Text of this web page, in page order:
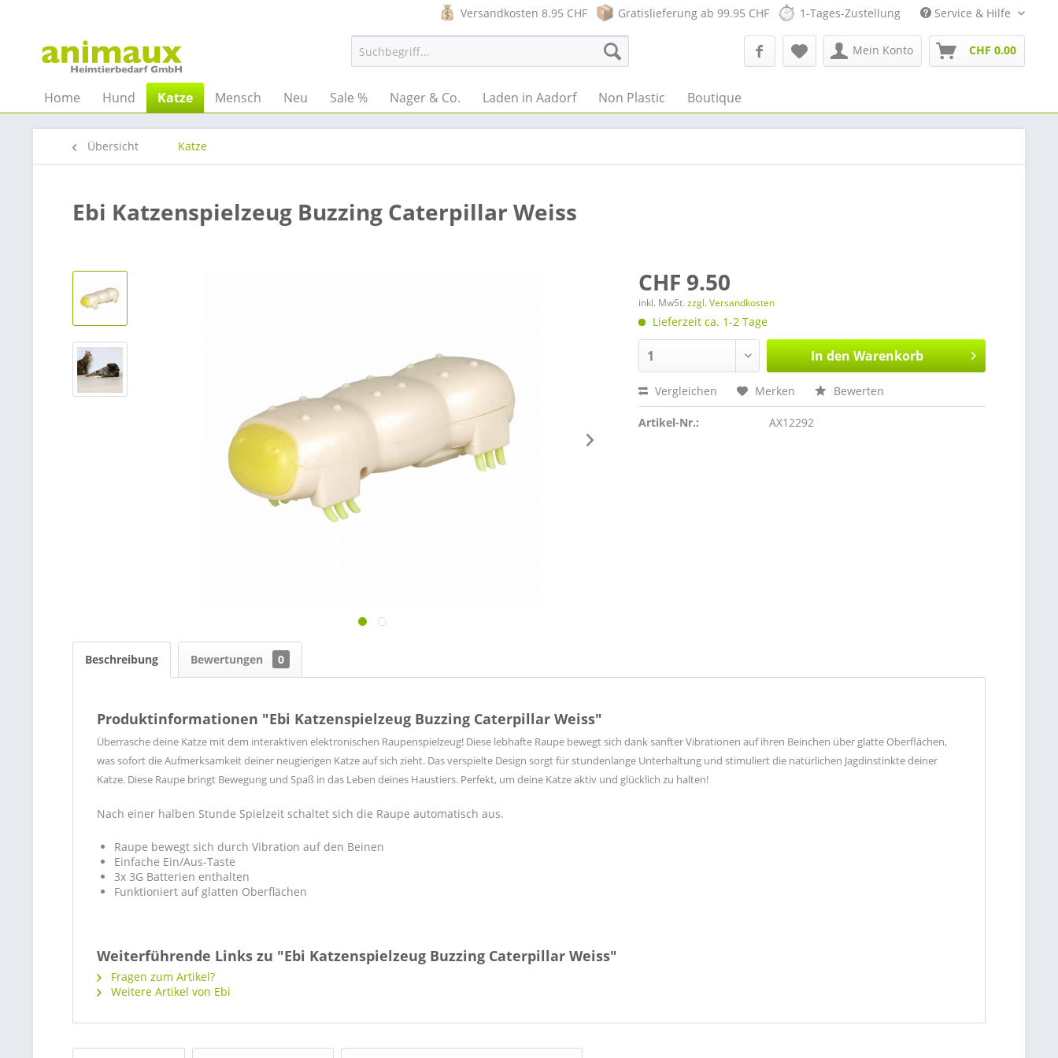
Versandkosten 8.95 CHF Gratislieferung ab 99.95 CHF 1-Tages-Zustellung Service & Hilfe
Mein Konto CHF 0.00
Home Hund Katze Mensch Neu Sale % Nager & Co. Laden in Aadorf Non Plastic Boutique
Übersicht Katze
Ebi Katzenspielzeug Buzzing Caterpillar Weiss
CHF 9.50
inkl. MwSt.zzgl. Versandkosten
Lieferzeit ca. 1-2 Tage
In den Warenkorb
Vergleichen Merken Bewerten
Artikel-Nr.: AX12292
Beschreibung Bewertungen 0
Produktinformationen "Ebi Katzenspielzeug Buzzing Caterpillar Weiss"
Überrasche deine Katze mit dem interaktiven elektronischen Raupenspielzeug! Diese lebhafte Raupe bewegt sich dank sanfter Vibrationen auf ihren Beinchen über glatte Oberflächen,
was sofort die Aufmerksamkeit deiner neugierigen Katze auf sich zieht. Das verspielte Design sorgt für stundenlange Unterhaltung und stimuliert die natürlichen Jagdinstinkte deiner
Katze. Diese Raupe bringt Bewegung und Spaß in das Leben deines Haustiers. Perfekt, um deine Katze aktiv und glücklich zu halten!
Nach einer halben Stunde Spielzeit schaltet sich die Raupe automatisch aus.
Raupe bewegt sich durch Vibration auf den Beinen
Einfache Ein/Aus-Taste
3x 3G Batterien enthalten
Funktioniert auf glatten Oberflächen
Weiterführende Links zu "Ebi Katzenspielzeug Buzzing Caterpillar Weiss"
Fragen zum Artikel?
Weitere Artikel von Ebi